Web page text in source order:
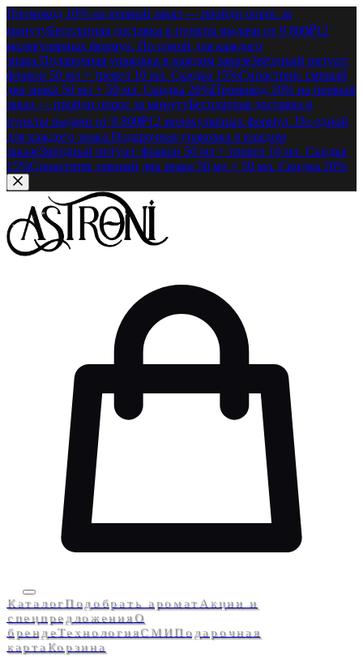
Промокод 10% на первый заказ — пройди опрос за
минутуБесплатная доставка в пункты выдачи от 9 800₽12
молекулярных формул. По одной для каждого
знака.Подарочная упаковка в каждом заказеЗвёздный ритуал:
флакон 50 мл + тревел 10 мл. Скидка 15%Синастрия: смешай
два знака 50 мл + 50 мл. Скидка 20%Промокод 10% на первый
заказ — пройди опрос за минутуБесплатная доставка в
пункты выдачи от 9 800₽12 молекулярных формул. По одной
для каждого знака.Подарочная упаковка в каждом
заказеЗвёздный ритуал: флакон 50 мл + тревел 10 мл. Скидка
15%Синастрия: смешай два знака 50 мл + 50 мл. Скидка 20%
Перейти к содержимому
КаталогПодобрать аромат Акции и
спецпредложенияО
брендеТехнологияСМИПодарочная
карта Корзина